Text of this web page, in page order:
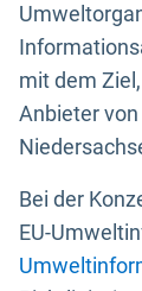
mit dem
Anbieter
Bei der
EU-